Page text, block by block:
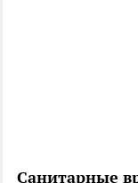
Санитарные